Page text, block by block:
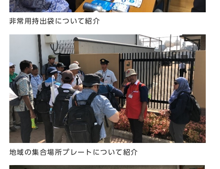
非常用持出袋について紹介
地域の集合場所プレートについて紹介